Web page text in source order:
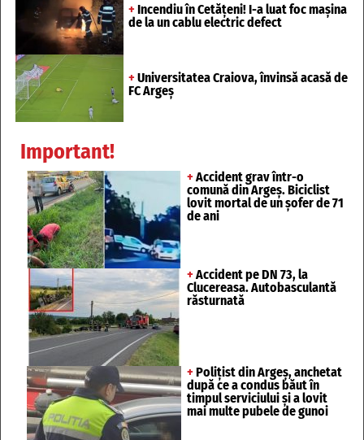
+ Incendiu în Cetățeni! I-a luat foc mașina
de la un cablu electric defect
+ Universitatea Craiova, învinsă acasă de
FC Argeș
Important!
+ Accident grav într-o
comună din Argeș. Biciclist
lovit mortal de un șofer de 71
de ani
+ Accident pe DN 73, la
Clucereasa. Autobasculantă
răsturnată
+ Polițist din Argeș, anchetat
după ce a condus băut în
timpul serviciului și a lovit
mai multe pubele de gunoi